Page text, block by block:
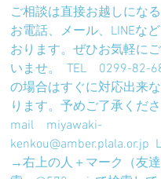
ご相談は直接お越しになる
お電話、メール、LINEな
おります。ぜひお気軽に
いませ。  TEL　0299-82-
の場合はすぐに対応出来
ります。予めご了承くだ
mail　miyawaki-
kenkou@amber.plala.or.jp
→右上の人＋マーク（友